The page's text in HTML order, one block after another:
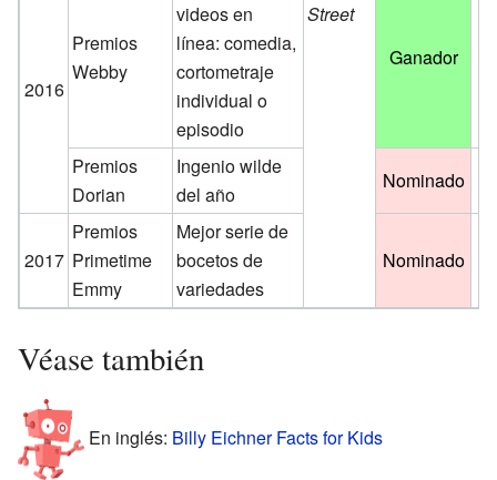
Street
2016
Premios
Webby
videos en
línea: comedia,
cortometraje
individual o
episodio
Ganador
Premios
Dorian
Ingenio wilde
del año
Nominado
2017
Premios
Primetime
Emmy
Mejor serie de
bocetos de
variedades
Nominado
Véase también
En inglés: Billy Eichner Facts for Kids